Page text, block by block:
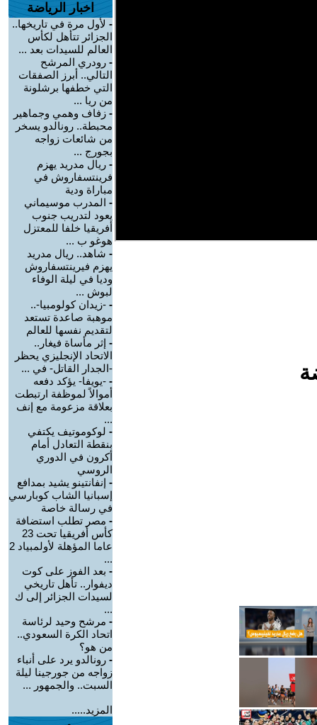
اخبار الرياضة
- لأول مرة في تاريخها..
الجزائر تتأهل لكأس
العالم للسيدات بعد ...
- رودري المرشح
التالي.. أبرز الصفقات
التي خطفها برشلونة
من ريا ...
- زفاف وهمي وجماهير
محبطة.. رونالدو يسخر
من شائعات زواجه
بجورج ...
- ريال مدريد يهزم
فرينتسفاروش في
مباراة ودية
- المدرب موسيماني
يعود لتدريب جنوب
أفريقيا خلفا للمعتزل
هوغو ب ...
- شاهد.. ريال مدريد
يهزم فيرينتسفاروش
وديا في ليلة الوفاء
لبوش ...
- -زيدان كولومبيا-..
موهبة صاعدة تستعد
لتقديم نفسها للعالم
- إثر مأساة فيغار..
الاتحاد الإنجليزي يحظر
-الجدار القاتل- في ...
- -يويفا- يؤكد دفعه
أموالاً لموظفة ارتبطت
بعلاقة مزعومة مع إنف
...
- لوكوموتيف يكتفي
بنقطة التعادل أمام
أكرون في الدوري
الروسي
- إنفانتينو يشيد بمدافع
إسبانيا الشاب كوبارسي
في رسالة خاصة
- مصر تطلب استضافة
كأس أفريقيا تحت 23
عاما المؤهلة لأولمبياد 2
...
- بعد الفوز على كوت
ديفوار.. تأهل تاريخي
لسيدات الجزائر إلى ك
...
- مرشح وحيد لرئاسة
اتحاد الكرة السعودي..
من هو؟
- رونالدو يرد على أنباء
زواجه من جورجينا ليلة
السبت.. والجمهور ...
المزيد.....